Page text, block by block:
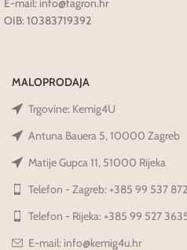
E-mail: info@fagron.hr
OIB: 10383719392
MALOPRODAJA
Trgovine: Kemig4U
Antuna Bauera 5, 10000 Zagreb
Matije Gupca 11, 51000 Rijeka
Telefon - Zagreb: +385 99 537
Telefon - Rijeka: +385 99 527
E-mail: info@kemig4u.hr